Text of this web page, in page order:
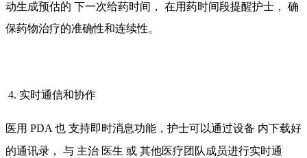
动生成预估的 下一次给药时间， 在用药时间段提醒护士，
确
保药物治疗的准确性和连续性。
4. 实时通信和协作
医用 PDA 也 支持即时消息功能，护士可以通过设备 内下载好
的通讯录，
与 主治 医生 或 其他医疗团队成员进行实时通